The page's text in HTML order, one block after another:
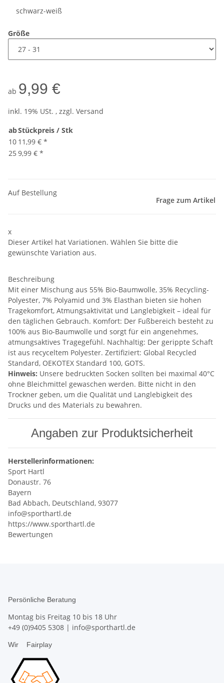
schwarz-weiß
Größe
ab 9,99 €
inkl. 19% USt. , zzgl. Versand
abStückpreis / Stk
10 11,99 € *
25 9,99 € *
Auf Bestellung
Frage zum Artikel
x
Dieser Artikel hat Variationen. Wählen Sie bitte die
gewünschte Variation aus.
Beschreibung
Mit einer Mischung aus 55% Bio-Baumwolle, 35% Recycling-
Polyester, 7% Polyamid und 3% Elasthan bieten sie hohen
Tragekomfort, Atmungsaktivität und Langlebigkeit – ideal für
den täglichen Gebrauch. Komfort: Der Fußbereich besteht zu
100% aus Bio-Baumwolle und sorgt für ein angenehmes,
atmungsaktives Tragegefühl. Nachhaltig: Der gerippte Schaft
ist aus recyceltem Polyester. Zertifiziert: Global Recycled
Standard, OEKOTEX Standard 100, GOTS.
Hinweis: Unsere bedruckten Socken sollten bei maximal 40°C
ohne Bleichmittel gewaschen werden. Bitte nicht in den
Trockner geben, um die Qualität und Langlebigkeit des
Drucks und des Materials zu bewahren.
Angaben zur Produktsicherheit
Herstellerinformationen:
Sport Hartl
Donaustr. 76
Bayern
Bad Abbach, Deutschland, 93077
info@sporthartl.de
https://www.sporthartl.de
Bewertungen
Persönliche Beratung
Montag bis Freitag 10 bis 18 Uhr
+49 (0)9405 5308 | info@sporthartl.de
Wir Fairplay